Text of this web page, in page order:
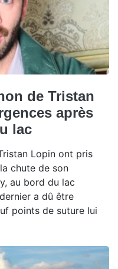
de Tristan
après
lac
Lopin ont pris
chute de son
au bord du lac
a dû être
points de suture lui